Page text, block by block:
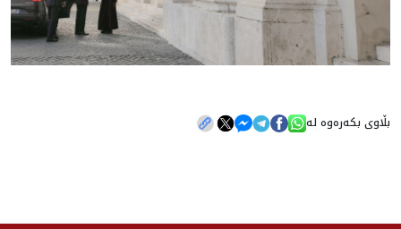
بڵاوی بکەرەوە لە